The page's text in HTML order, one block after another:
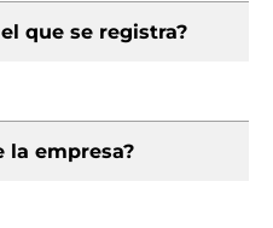
que se registra?
la empresa?